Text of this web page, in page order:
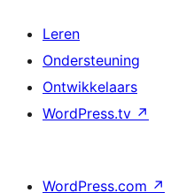
Leren
Ondersteuning
Ontwikkelaars
WordPress.tv ↗
WordPress.com ↗